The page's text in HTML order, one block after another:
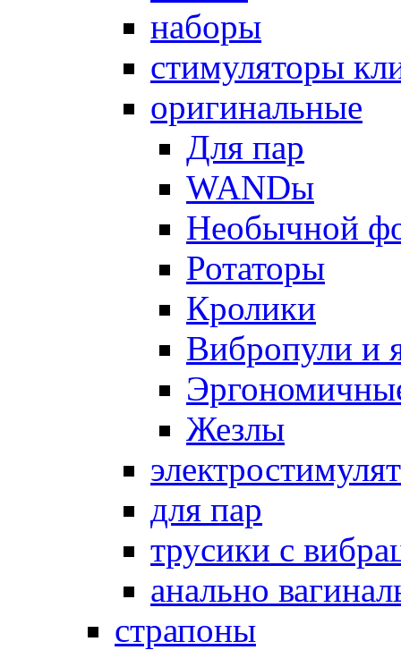
наборы
стимуляторы
оригинальные
Для пар
WANDы
Необычной
Ротаторы
Кролики
Вибропули и
Жезлы
для пар
трусики с
анально
страпоны